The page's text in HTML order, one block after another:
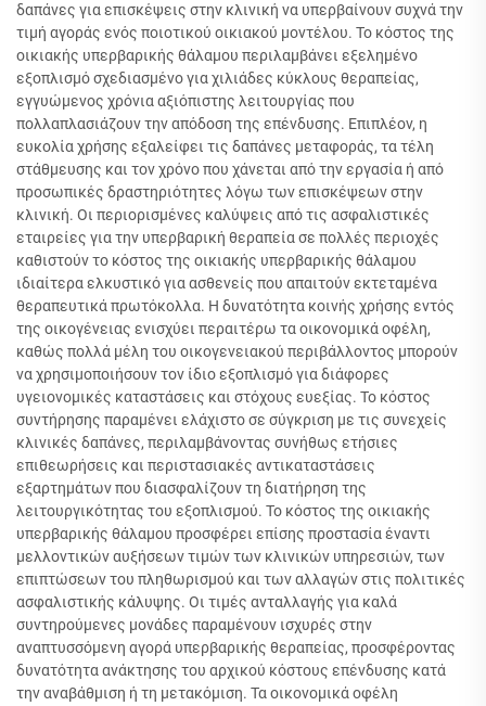
δαπάνες για επισκέψεις στην κλινική να υπερβαίνουν συχνά την
τιμή αγοράς ενός ποιοτικού οικιακού μοντέλου. Το κόστος της
οικιακής υπερβαρικής θάλαμου περιλαμβάνει εξελημένο
εξοπλισμό σχεδιασμένο για χιλιάδες κύκλους θεραπείας,
εγγυώμενος χρόνια αξιόπιστης λειτουργίας που
πολλαπλασιάζουν την απόδοση της επένδυσης. Επιπλέον, η
ευκολία χρήσης εξαλείφει τις δαπάνες μεταφοράς, τα τέλη
στάθμευσης και τον χρόνο που χάνεται από την εργασία ή από
προσωπικές δραστηριότητες λόγω των επισκέψεων στην
κλινική. Οι περιορισμένες καλύψεις από τις ασφαλιστικές
εταιρείες για την υπερβαρική θεραπεία σε πολλές περιοχές
καθιστούν το κόστος της οικιακής υπερβαρικής θάλαμου
ιδιαίτερα ελκυστικό για ασθενείς που απαιτούν εκτεταμένα
θεραπευτικά πρωτόκολλα. Η δυνατότητα κοινής χρήσης εντός
της οικογένειας ενισχύει περαιτέρω τα οικονομικά οφέλη,
καθώς πολλά μέλη του οικογενειακού περιβάλλοντος μπορούν
να χρησιμοποιήσουν τον ίδιο εξοπλισμό για διάφορες
υγειονομικές καταστάσεις και στόχους ευεξίας. Το κόστος
συντήρησης παραμένει ελάχιστο σε σύγκριση με τις συνεχείς
κλινικές δαπάνες, περιλαμβάνοντας συνήθως ετήσιες
επιθεωρήσεις και περιστασιακές αντικαταστάσεις
εξαρτημάτων που διασφαλίζουν τη διατήρηση της
λειτουργικότητας του εξοπλισμού. Το κόστος της οικιακής
υπερβαρικής θάλαμου προσφέρει επίσης προστασία έναντι
μελλοντικών αυξήσεων τιμών των κλινικών υπηρεσιών, των
επιπτώσεων του πληθωρισμού και των αλλαγών στις πολιτικές
ασφαλιστικής κάλυψης. Οι τιμές ανταλλαγής για καλά
συντηρούμενες μονάδες παραμένουν ισχυρές στην
αναπτυσσόμενη αγορά υπερβαρικής θεραπείας, προσφέροντας
δυνατότητα ανάκτησης του αρχικού κόστους επένδυσης κατά
την αναβάθμιση ή τη μετακόμιση. Τα οικονομικά οφέλη